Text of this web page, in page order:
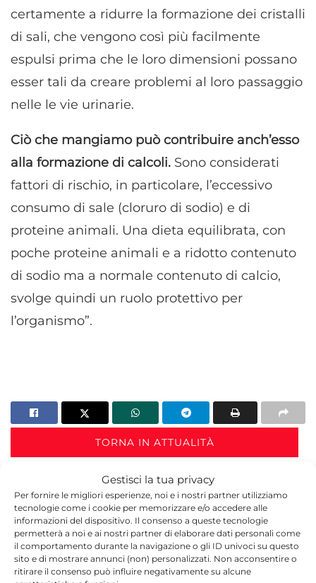
Gestisci la tua privacy
Per fornire le migliori esperienze, noi e i nostri partner utilizziamo
tecnologie come i cookie per memorizzare e/o accedere alle
informazioni del dispositivo. Il consenso a queste tecnologie
permetterà a noi e ai nostri partner di elaborare dati personali come
il comportamento durante la navigazione o gli ID univoci su questo
sito e di mostrare annunci (non) personalizzati. Non acconsentire o
ritirare il consenso può influire negativamente su alcune
certamente a ridurre la formazione dei cristalli
di sali, che vengono così più facilmente
espulsi prima che le loro dimensioni possano
esser tali da creare problemi al loro passaggio
nelle le vie urinarie.
Ciò che mangiamo può contribuire anch’esso
alla formazione di calcoli. Sono considerati
fattori di rischio, in particolare, l’eccessivo
consumo di sale (cloruro di sodio) e di
proteine animali. Una dieta equilibrata, con
poche proteine animali e a ridotto contenuto
di sodio ma a normale contenuto di calcio,
svolge quindi un ruolo protettivo per
l’organismo”.
TORNA IN ATTUALITÀ
Redazione